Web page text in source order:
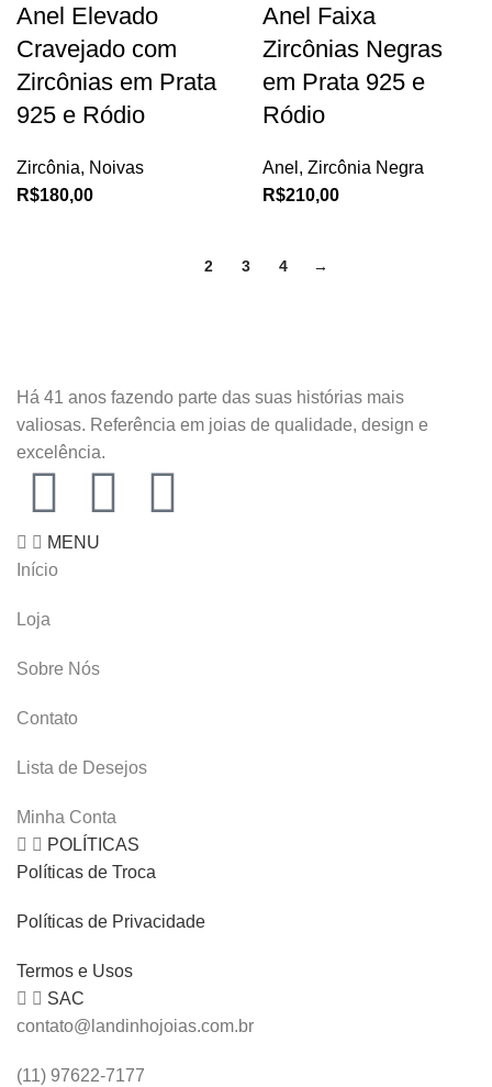
Anel Elevado
Cravejado com
Zircônias em Prata
925 e Ródio
Zircônia, Noivas
R$180,00
Anel Faixa
Zircônias Negras
em Prata 925 e
Ródio
Anel , Zircônia Negra
R$210,00
2 3 4 →
Há 41 anos fazendo parte das suas histórias mais
valiosas. Referência em joias de qualidade, design e
excelência.
MENU
Início
Loja
Sobre Nós
Contato
Lista de Desejos
Minha Conta
POLÍTICAS
Políticas de Troca
Políticas de Privacidade
Termos e Usos
SAC
contato@landinhojoias.com.br
(11) 97622-7177